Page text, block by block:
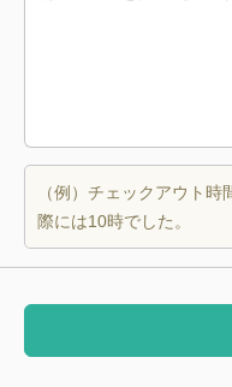
（例）チェックアウト
際には10時でした。